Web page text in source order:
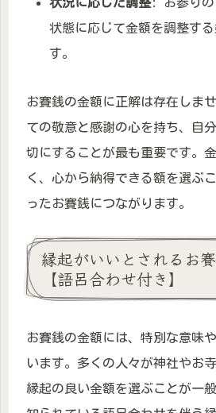
状態に応じて金額を調整す
す。
お賽銭の金額に正解は存在しま
ての敬意と感謝の心を持ち、自
切にすることが最も重要です。
く、心から納得できる額を選ぶ
ったお賽銭につながります。
縁起がいいとされるお
【語呂合わせ付き】
お賽銭の金額には、特別な意味
います。多くの人々が神社やお
縁起の良い金額を選ぶことが一